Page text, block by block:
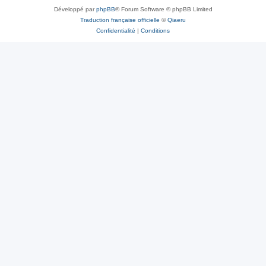
Développé parphpBB® Forum Software © phpBB Limited
Traduction française officielle ©Qiaeru
Confidentialité | Conditions